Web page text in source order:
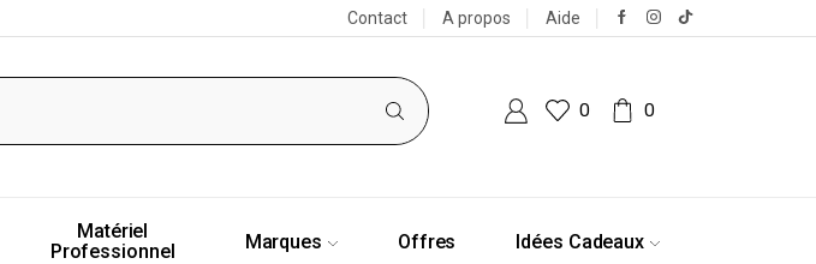
Contact A propos Aide
0 0
Matériel
Professionnel
Marques Offres Idées Cadeaux